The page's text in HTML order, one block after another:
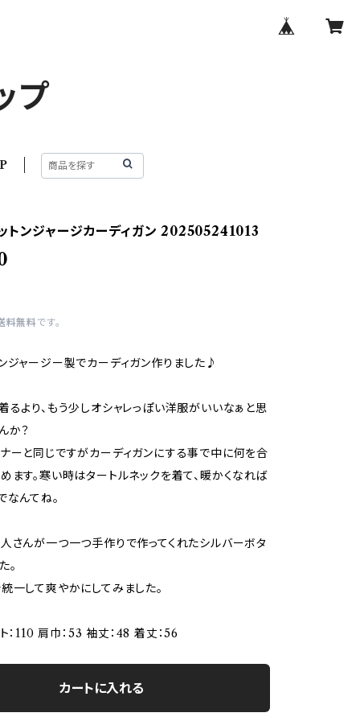
プ
トンジャージカーディガン 202505241013
料無料です。
ジャージー製でカーディガン作りました♪
るより、もう少しオシャレっぽい洋服がいいなぁと思
か？
ーと同じですがカーディガンにする事で中に何を合
ます。寒い時はタートルネックを着て、暖かくなれば
なんてね。
さんが一つ一つ手作りで作ってくれたシルバーボタ
。
一して爽やかにしてみました。
ト：110 肩巾：53 袖丈：48 着丈：56
カートに入れる